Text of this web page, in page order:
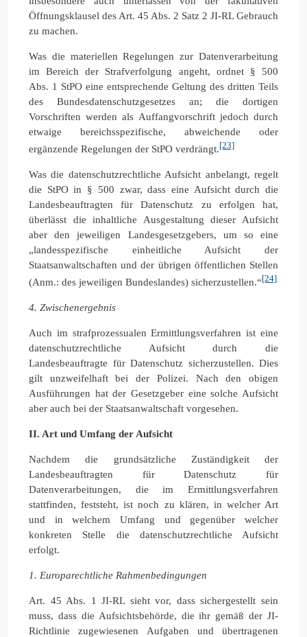
Öffnungsklausel des Art. 45 Abs. 2 Satz 2 JI-RL Gebrauch
zu machen.
Was die materiellen Regelungen zur Datenverarbeitung
im Bereich der Strafverfolgung angeht, ordnet § 500
Abs. 1 StPO eine entsprechende Geltung des dritten Teils
des Bundesdatenschutzgesetzes an; die dortigen
Vorschriften werden als Auffangvorschrift jedoch durch
etwaige bereichsspezifische, abweichende oder
ergänzende Regelungen der StPO verdrängt.[23]
Was die datenschutzrechtliche Aufsicht anbelangt, regelt
die StPO in § 500 zwar, dass eine Aufsicht durch die
Landesbeauftragten für Datenschutz zu erfolgen hat,
überlässt die inhaltliche Ausgestaltung dieser Aufsicht
aber den jeweiligen Landesgesetzgebers, um so eine
„landesspezifische einheitliche Aufsicht der
Staatsanwaltschaften und der übrigen öffentlichen Stellen
(Anm.: des jeweiligen Bundeslandes) sicherzustellen.“[24]
4. Zwischenergebnis
Auch im strafprozessualen Ermittlungsverfahren ist eine
datenschutzrechtliche Aufsicht durch die
Landesbeauftragte für Datenschutz sicherzustellen. Dies
gilt unzweifelhaft bei der Polizei. Nach den obigen
Ausführungen hat der Gesetzgeber eine solche Aufsicht
aber auch bei der Staatsanwaltschaft vorgesehen.
II. Art und Umfang der Aufsicht
Nachdem die grundsätzliche Zuständigkeit der
Landesbeauftragten für Datenschutz für
Datenverarbeitungen, die im Ermittlungsverfahren
stattfinden, feststeht, ist noch zu klären, in welcher Art
und in welchem Umfang und gegenüber welcher
konkreten Stelle die datenschutzrechtliche Aufsicht
erfolgt.
1. Europarechtliche Rahmenbedingungen
Art. 45 Abs. 1 JI-RL sieht vor, dass sichergestellt sein
muss, dass die Aufsichtsbehörde, die ihr gemäß der JI-
Richtlinie zugewiesenen Aufgaben und übertragenen